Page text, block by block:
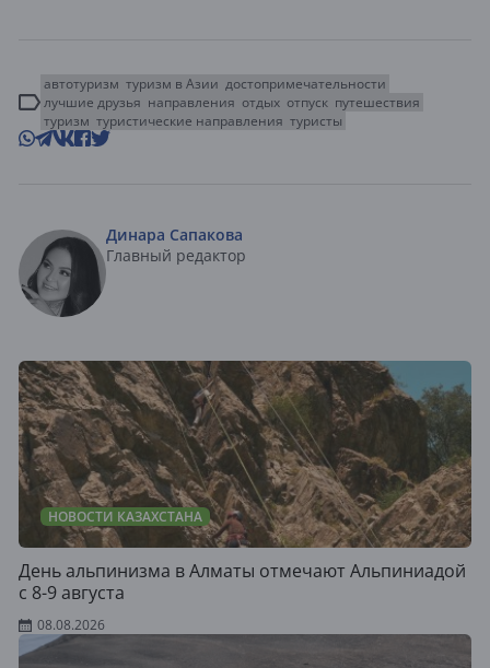
автотуризм туризм в Азии достопримечательности
лучшие друзья направления отдых отпуск путешествия
туризм туристические направления туристы
Динара Сапакова
Главный редактор
НОВОСТИ КАЗАХСТАНА
День альпинизма в Алматы отмечают Альпиниадой
с 8-9 августа
08.08.2026